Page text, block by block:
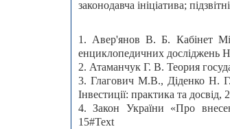
законодавча ініціатива;
1. Авер'янов В. Б. Кабінет
енциклопедичних досліджень
2. Атаманчук Г. В. Теория
3. Глагович М.В., Діденко Н. Г.
Інвестиції: практика та
4. Закон України «Про
15#Text